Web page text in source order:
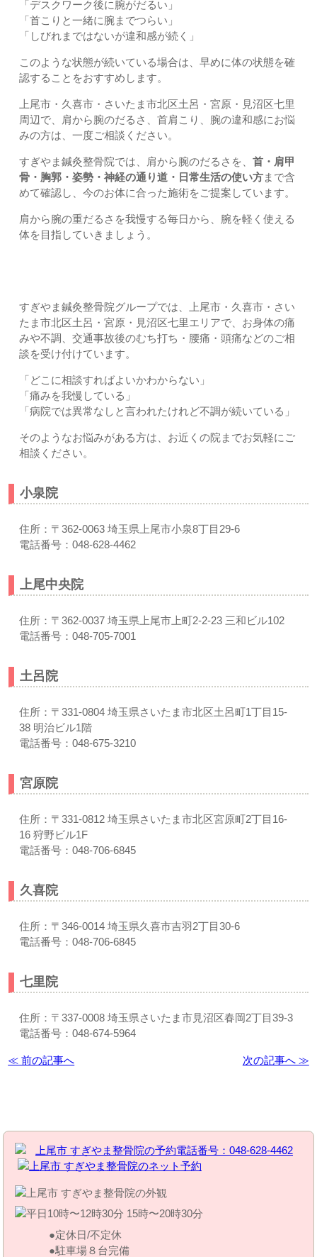
「デスクワーク後に腕がだるい」
「首こりと一緒に腕までつらい」
「しびれまではないが違和感が続く」
このような状態が続いている場合は、早めに体の状態を確
認することをおすすめします。
上尾市・久喜市・さいたま市北区土呂・宮原・見沼区七里
周辺で、肩から腕のだるさ、首肩こり、腕の違和感にお悩
みの方は、一度ご相談ください。
すぎやま鍼灸整骨院では、肩から腕のだるさを、 首・肩甲
骨・胸郭・姿勢・神経の通り道・日常生活の使い方まで含
めて確認し、今のお体に合った施術をご提案しています。
肩から腕の重だるさを我慢する毎日から、腕を軽く使える
体を目指していきましょう。
すぎやま鍼灸整骨院グループでは、上尾市・久喜市・さい
たま市北区土呂・宮原・見沼区七里エリアで、お身体の痛
みや不調、交通事故後のむち打ち・腰痛・頭痛などのご相
談を受け付けています。
「どこに相談すればよいかわからない」
「痛みを我慢している」
「病院では異常なしと言われたけれど不調が続いている」
そのようなお悩みがある方は、お近くの院までお気軽にご
相談ください。
小泉院
住所：〒362-0063 埼玉県上尾市小泉8丁目29-6
電話番号：048-628-4462
上尾中央院
住所：〒362-0037 埼玉県上尾市上町2-2-23 三和ビル102
電話番号：048-705-7001
土呂院
住所：〒331-0804 埼玉県さいたま市北区土呂町1丁目15-
38 明治ビル1階
電話番号：048-675-3210
宮原院
住所：〒331-0812 埼玉県さいたま市北区宮原町2丁目16-
16 狩野ビル1F
電話番号：048-706-6845
久喜院
住所：〒346-0014 埼玉県久喜市吉羽2丁目30-6
電話番号：048-706-6845
七里院
住所：〒337-0008 埼玉県さいたま市見沼区春岡2丁目39-3
電話番号：048-674-5964
≪ 前の記事へ 次の記事へ ≫
定休日/不定休
駐車場８台完備